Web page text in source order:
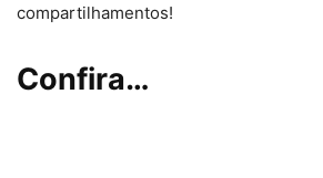
compartilhamentos!
Confira…